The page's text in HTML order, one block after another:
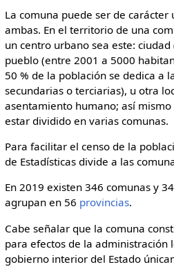
La comuna puede ser de
ambas. En el territorio de una
un centro urbano sea este:
pueblo (entre 2001 a 5000
50 % de la población se dedica a
secundarias o terciarias), u otra
asentamiento humano; así
estar dividido en varias comunas.
Para facilitar el censo de la
de Estadísticas divide a las
En 2019 existen 346 comunas y
agrupan en 56 provincias.
Cabe señalar que la comuna
para efectos de la administración
gobierno interior del Estado